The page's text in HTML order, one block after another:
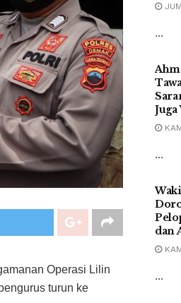
Operasi Lilin
turun ke
...
...
dan
...